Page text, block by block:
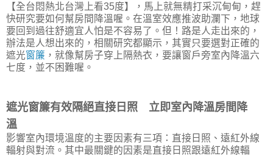
【全台悶熱北台灣上看35度】，馬上就無精打采沉甸甸，趕
快研究要如何幫房間降溫喔。在溫室效應推波助瀾下，地球
要回到過往舒適宜人怕是不容易了。但！路是人走出來的，
辦法是人想出來的，相關研究都顯示，其實只要選對正確的
遮光窗簾 ，就像幫房子穿上隔熱衣，要讓窗戶旁室內降溫六
七度，並不困難喔。
遮光窗簾有效隔絕直接日照 立即室內降溫房間降
溫
影響室內環境溫度的主要因素有三項：直接日照、遠紅外線
輻射與對流。其中最關鍵的因素是直接日照跟遠紅外線輻